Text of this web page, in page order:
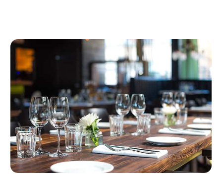
software
ilegal
restaurantes